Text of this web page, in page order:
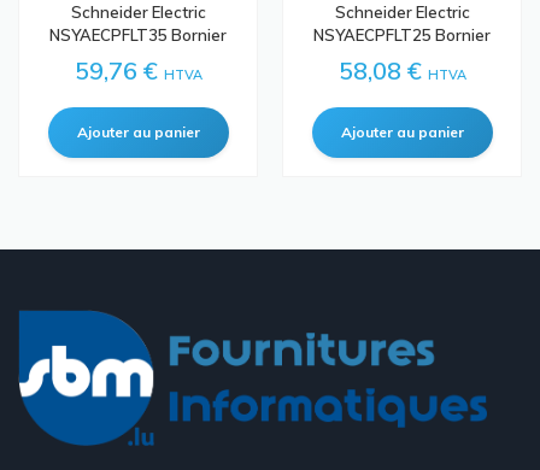
Schneider Electric
NSYAECPFLT35 Bornier
59,76 € HTVA
Schneider Electric
NSYAECPFLT25 Bornier
58,08 € HTVA